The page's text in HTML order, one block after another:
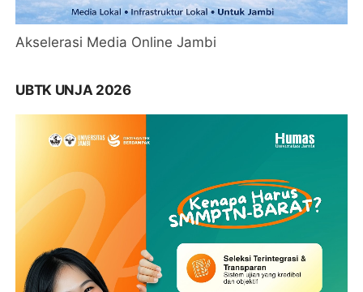
Akselerasi Media Online Jambi
UBTK UNJA 2026